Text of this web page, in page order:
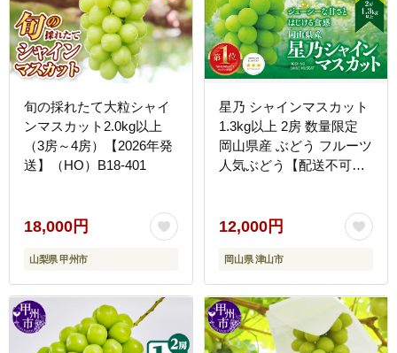
旬の採れたて大粒シャイ
ンマスカット2.0kg以上
（3房～4房）【2026年発
送】（HO）B18-401
18,000円
山梨県 甲州市
星乃 シャインマスカット
1.3kg以上 2房 数量限定
岡山県産 ぶどう フルーツ
人気ぶどう【配送不可地
12,000円
岡山県 津山市